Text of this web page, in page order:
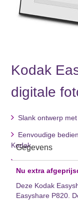
Ga
naar
begin
de
afbeeldingen-
gallerij
Kodak
digitale
Slank ontwerp
Eenvoudige
Kodak.
Gegevens
Nu extra
Deze Kodak
Easyshare P820.